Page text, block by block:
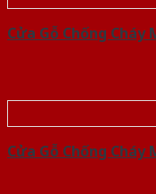
Cửa Gỗ Chống Cháy
Cửa Gỗ Chống Cháy